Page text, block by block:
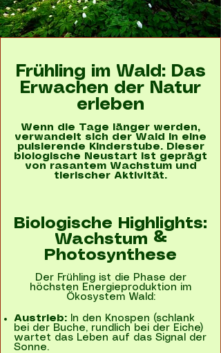
Frühling im Wald: Das
Erwachen der Natur
erleben
Wenn die Tage länger werden,
verwandelt sich der Wald in eine
pulsierende Kinderstube. Dieser
biologische Neustart ist geprägt
von rasantem Wachstum und
tierischer Aktivität.
Biologische Highlights:
Wachstum &
Photosynthese
Der Frühling ist die Phase der
höchsten Energieproduktion im
Ökosystem Wald:
Austrieb: In den Knospen (schlank
bei der Buche, rundlich bei der Eiche)
wartet das Leben auf das Signal der
Sonne.